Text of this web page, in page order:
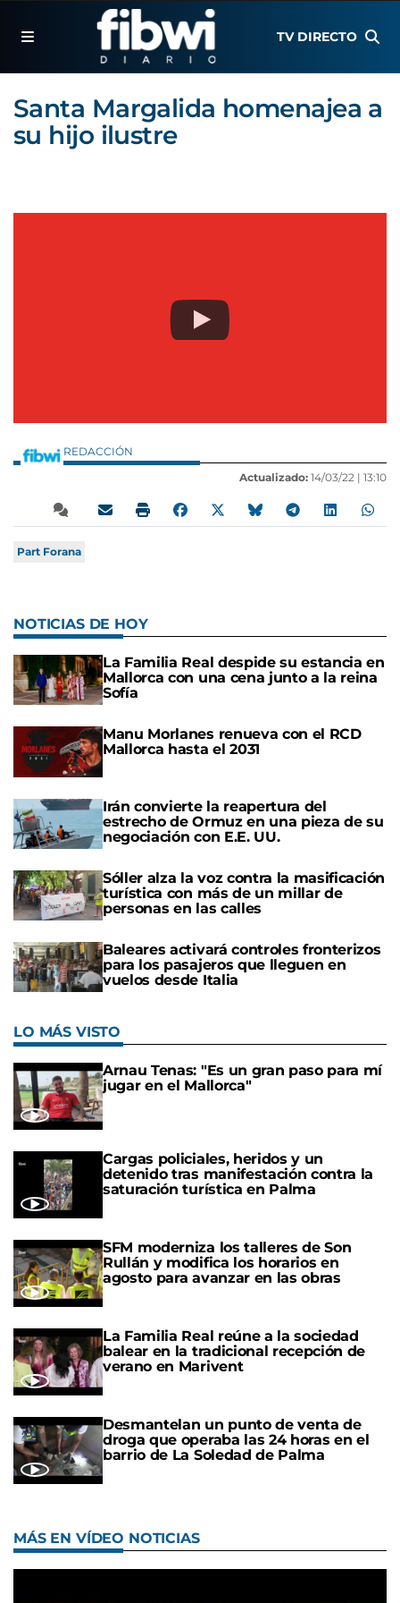
TV DIRECTO
Santa Margalida homenajea a
su hijo ilustre
REDACCIÓN
Actualizado: 14/03/22 | 13:10
Part Forana
NOTICIAS DE HOY
La Familia Real despide su estancia en
Mallorca con una cena junto a la reina
Sofía
Manu Morlanes renueva con el RCD
Mallorca hasta el 2031
Irán convierte la reapertura del
estrecho de Ormuz en una pieza de su
negociación con E.E. UU.
Sóller alza la voz contra la masificación
turística con más de un millar de
personas en las calles
Baleares activará controles fronterizos
para los pasajeros que lleguen en
vuelos desde Italia
LO MÁS VISTO
Arnau Tenas: "Es un gran paso para mí
jugar en el Mallorca"
Cargas policiales, heridos y un
detenido tras manifestación contra la
saturación turística en Palma
SFM moderniza los talleres de Son
Rullán y modifica los horarios en
agosto para avanzar en las obras
La Familia Real reúne a la sociedad
balear en la tradicional recepción de
verano en Marivent
Desmantelan un punto de venta de
droga que operaba las 24 horas en el
barrio de La Soledad de Palma
MÁS EN VÍDEO NOTICIAS